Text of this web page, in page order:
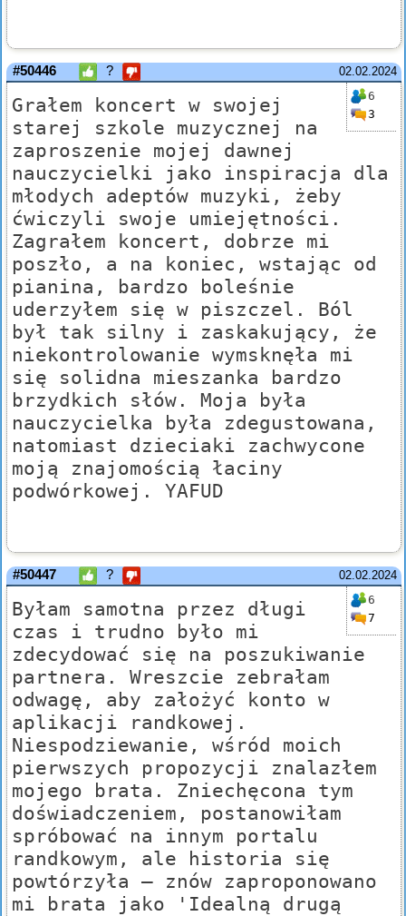
02.02.2024
#50446 ?
6
3
Grałem koncert w swojej
starej szkole muzycznej na
zaproszenie mojej dawnej
nauczycielki jako inspiracja dla
młodych adeptów muzyki, żeby
ćwiczyli swoje umiejętności.
Zagrałem koncert, dobrze mi
poszło, a na koniec, wstając od
pianina, bardzo boleśnie
uderzyłem się w piszczel. Ból
był tak silny i zaskakujący, że
niekontrolowanie wymsknęła mi
się solidna mieszanka bardzo
brzydkich słów. Moja była
nauczycielka była zdegustowana,
natomiast dzieciaki zachwycone
moją znajomością łaciny
podwórkowej. YAFUD
02.02.2024
#50447 ?
6
7
Byłam samotna przez długi
czas i trudno było mi
zdecydować się na poszukiwanie
partnera. Wreszcie zebrałam
odwagę, aby założyć konto w
aplikacji randkowej.
Niespodziewanie, wśród moich
pierwszych propozycji znalazłem
mojego brata. Zniechęcona tym
doświadczeniem, postanowiłam
spróbować na innym portalu
randkowym, ale historia się
powtórzyła – znów zaproponowano
mi brata jako 'Idealną drugą